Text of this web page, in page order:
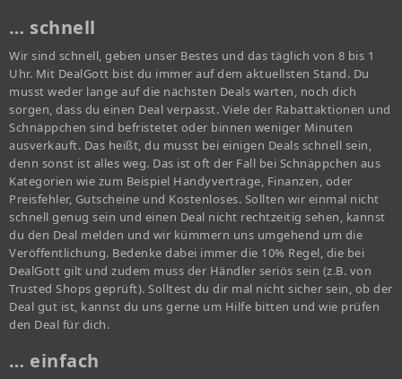
… schnell
Wir sind schnell, geben unser Bestes und das täglich von 8 bis 1
Uhr. Mit DealGott bist du immer auf dem aktuellsten Stand. Du
musst weder lange auf die nächsten Deals warten, noch dich
sorgen, dass du einen Deal verpasst. Viele der Rabattaktionen und
Schnäppchen sind befristetet oder binnen weniger Minuten
ausverkauft. Das heißt, du musst bei einigen Deals schnell sein,
denn sonst ist alles weg. Das ist oft der Fall bei Schnäppchen aus
Kategorien wie zum Beispiel Handyverträge, Finanzen, oder
Preisfehler, Gutscheine und Kostenloses. Sollten wir einmal nicht
schnell genug sein und einen Deal nicht rechtzeitig sehen, kannst
du den Deal melden und wir kümmern uns umgehend um die
Veröffentlichung. Bedenke dabei immer die 10% Regel, die bei
DealGott gilt und zudem muss der Händler seriös sein (z.B. von
Trusted Shops geprüft). Solltest du dir mal nicht sicher sein, ob der
Deal gut ist, kannst du uns gerne um Hilfe bitten und wie prüfen
den Deal für dich.
… einfach